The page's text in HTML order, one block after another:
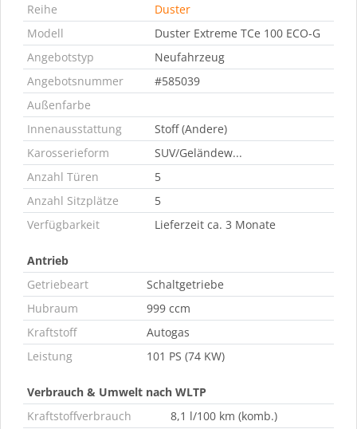
Reihe
Duster
Modell
Duster Extreme TCe 100 ECO-G
Angebotstyp
Neufahrzeug
Angebotsnummer
#585039
Außenfarbe
Innenausstattung
Stoff (Andere)
Karosserieform
SUV/Geländew...
Anzahl Türen
5
Anzahl Sitzplätze
5
Verfügbarkeit
Lieferzeit ca. 3 Monate
Antrieb
Getriebeart
Schaltgetriebe
Hubraum
999 ccm
Kraftstoff
Autogas
Leistung
101 PS (74 KW)
Verbrauch & Umwelt nach WLTP
Kraftstoffverbrauch
8,1 l/100 km (komb.)